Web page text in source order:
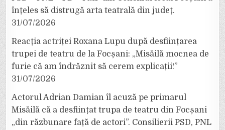
înțeles să distrugă arta teatrală din județ.
31/07/2026
Reacția actriței Roxana Lupu după desființarea
trupei de teatru de la Focșani: „Misăilă mocnea de
furie că am îndrăznit să cerem explicații!”
31/07/2026
Actorul Adrian Damian îl acuză pe primarul
Misăilă că a desființat trupa de teatru din Focșani
„din răzbunare față de actori”. Consilierii PSD, PNL